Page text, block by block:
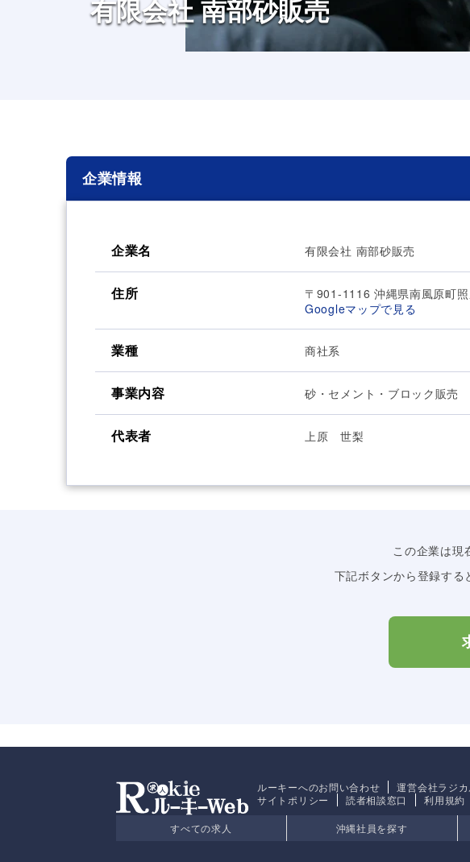
有限会社 南部砂販売
企業情報
企業名 有限会社 南部砂販売
住所
〒901-1116 沖縄県南風原町
Googleマップで見る
業種 商社系
事業内容 砂・セメント・ブロック販売
代表者 上原 世梨
この企業は現
下記ボタンから登録す
ルーキーへのお問い合わせ 運営会社ラジ
サイトポリシー
読者相談窓口 利用規約
すべての求人 沖縄社員を探す